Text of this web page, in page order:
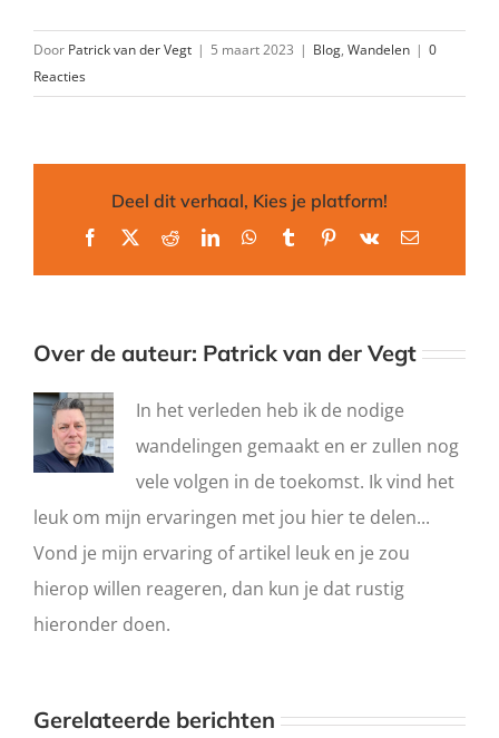
Door Patrick van der Vegt | 5 maart 2023 | Blog, Wandelen | 0
Reacties
Deel dit verhaal, Kies je platform!
Facebook
X RedditLinkedInWhatsApp
TumblrPinterest
Vk
E-
Over de auteur: Patrick van der Vegt
In het verleden heb ik de nodige
wandelingen gemaakt en er zullen nog
vele volgen in de toekomst. Ik vind het
leuk om mijn ervaringen met jou hier te delen...
Vond je mijn ervaring of artikel leuk en je zou
hierop willen reageren, dan kun je dat rustig
hieronder doen.
Gerelateerde berichten